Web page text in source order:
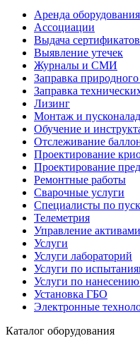
Аренда оборудования
Ассоциации
Выдача
Выявление утечек
Журналы и СМИ
Заправка природного
Заправка
Лизинг
Монтаж и
Обучение и
Отслеживание
Проектирование
Проектирование
Ремонтные работы
Сварочные услуги
Специалисты по
Телеметрия
Управление активами
Услуги
Услуги лабораторий
Услуги по
Услуги по
Установка ГБО
Электронные
Каталог оборудования